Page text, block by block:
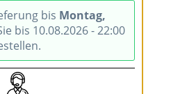
bis Montag,
bis 10.08.2026 - 22:00